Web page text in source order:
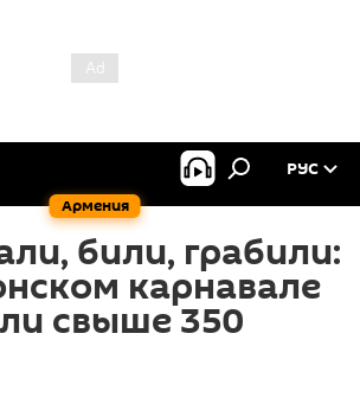
Армения
РУС
били, грабили:
карнавале
свыше 350